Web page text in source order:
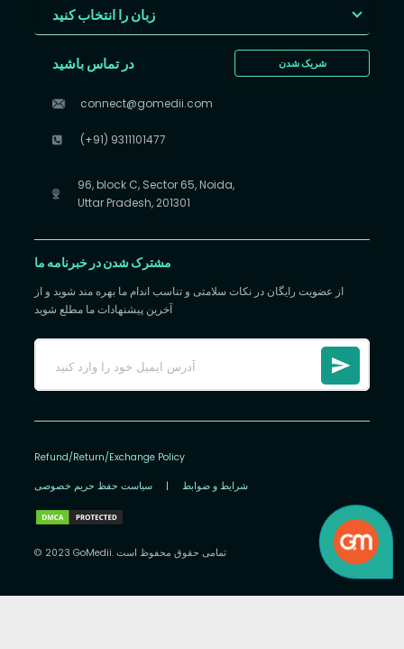
زبان را انتخاب کنید
شریک شدن در تماس باشید
connect@gomedii.com
(+91) 9311101477
96, block C, Sector 65, Noida,
Uttar Pradesh, 201301
مشترک شدن در خبرنامه ما
از عضویت رایگان در نکات سلامتی و تناسب اندام ما بهره مند شوید و از
آخرین پیشنهادات ما مطلع شوید
Refund/Return/Exchange Policy
سیاست حفظ حریم خصوصی | شرایط و ضوابط
© 2023 GoMedii. تمامی حقوق محفوظ است